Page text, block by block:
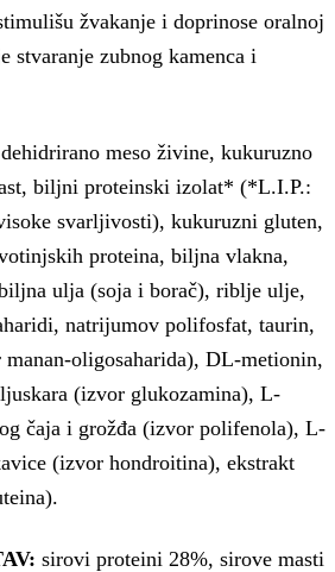
žvakanje i doprinose oralnoj
stvaranje zubnog kamenca i
meso živine, kukuruzno
biljni proteinski izolat* (*L.I.P.:
svarljivosti), kukuruzni gluten,
proteina, biljna vlakna,
ulja (soja i borač), riblje ulje,
natrijumov polifosfat, taurin,
oligosaharida), DL-metionin,
(izvor glukozamina), L-
čaja i grožđa (izvor polifenola), L-
(izvor hondroitina), ekstrakt
sirovi proteini 28%, sirove masti